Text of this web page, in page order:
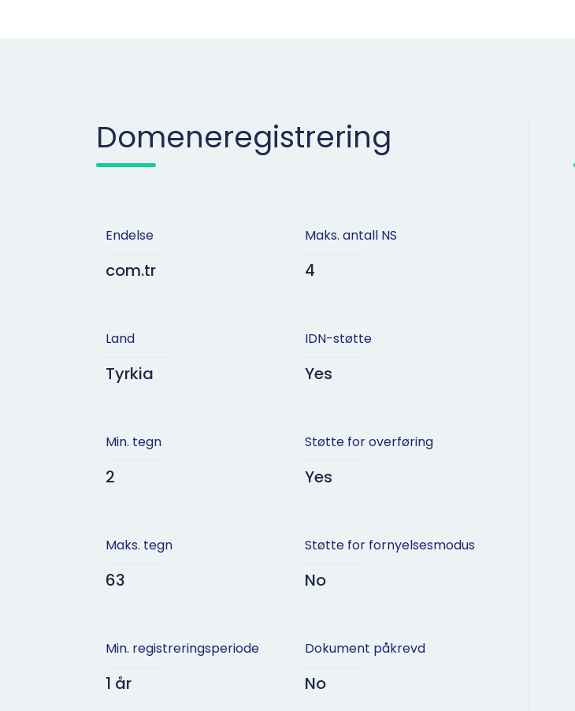
Domeneregistrering
Endelse
com.tr
Land
Tyrkia
Min. tegn
2
Maks. tegn
63
Min. registreringsperiode
1 år
Maks. antall NS
4
IDN-støtte
Yes
Støtte for overføring
Yes
Støtte for fornyelsesmodus
No
Dokument påkrevd
No